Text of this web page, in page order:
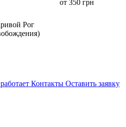
от 350 грн
Рог
Контакты Оставить заявку